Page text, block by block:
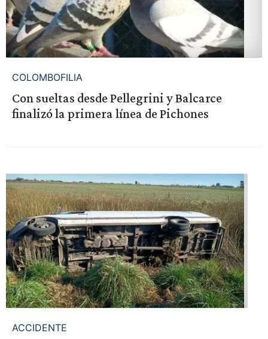
COLOMBOFILIA
Con sueltas desde Pellegrini y Balcarce
finalizó la primera línea de Pichones
ACCIDENTE